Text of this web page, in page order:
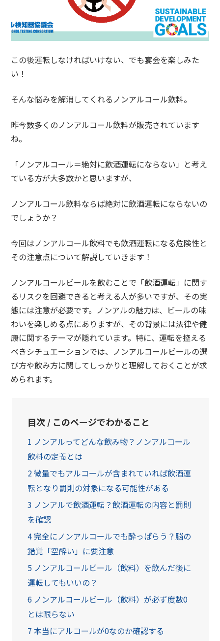
この後運転しなければいけない、でも宴会を楽しみた
い！
そんな悩みを解消してくれるノンアルコール飲料。
昨今数多くのノンアルコール飲料が販売されています
ね。
「ノンアルコール＝絶対に飲酒運転にならない」と考え
ている方が大多数かと思いますが、
ノンアルコール飲料ならば絶対に飲酒運転にならないの
でしょうか？
今回はノンアルコール飲料でも飲酒運転になる危険性と
その注意点について解説していきます！
ノンアルコールビールを飲むことで「飲酒運転」に関す
るリスクを回避できると考える人が多いですが、その実
態には注意が必要です。ノンアルの魅力は、ビールの味
わいを楽しめる点にありますが、その背景には法律や健
康に関するテーマが隠れています。特に、運転を控える
べきシチュエーションでは、ノンアルコールビールの選
び方や飲み方に関してしっかりと理解しておくことが求
められます。
目次 / このページでわかること
1 ノンアルってどんな飲み物？ノンアルコール
飲料の定義とは
2微量でもアルコールが含まれていれば飲酒運
転となり罰則の対象になる可能性がある
3 ノンアルで飲酒運転？飲酒運転の内容と罰則
を確認
4完全にノンアルコールでも酔っぱらう？脳の
錯覚「空酔い」に要注意
5ノンアルコールビール（飲料）を飲んだ後に
運転してもいいの？
6ノンアルコールビール（飲料）が必ず度数0
とは限らない
7 本当にアルコールが0なのか確認する